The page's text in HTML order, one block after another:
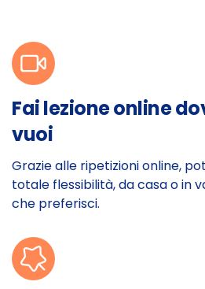
Fai lezione online
vuoi
Grazie alle ripetizioni online,
totale flessibilità, da casa o in
che preferisci.